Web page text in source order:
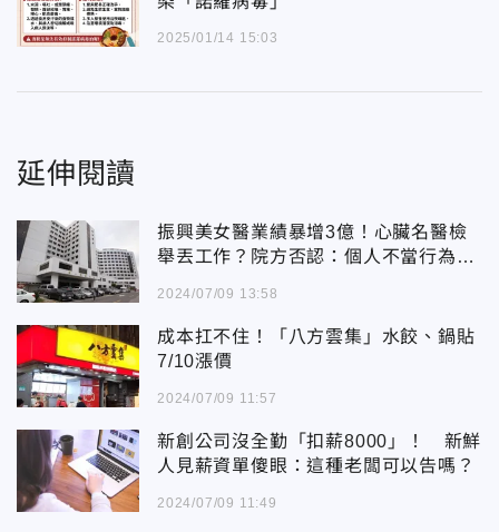
2025/01/14 15:03
延伸閱讀
振興美女醫業績暴增3億！心臟名醫檢
舉丟工作？院方否認：個人不當行為停
2024/07/09 13:58
成本扛不住！「八方雲集」水餃、鍋貼
7/10漲價
2024/07/09 11:57
新創公司沒全勤「扣薪8000」！ 新鮮
人見薪資單傻眼：這種老闆可以告嗎？
2024/07/09 11:49